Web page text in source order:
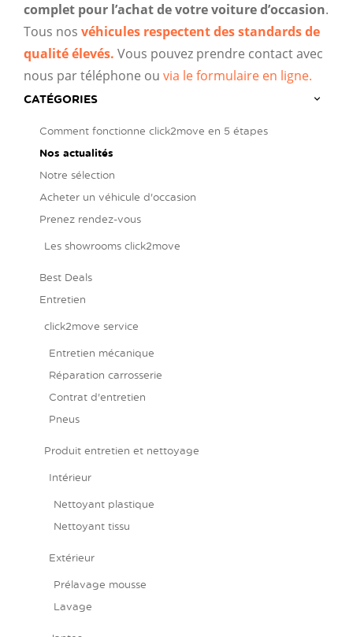
complet pour l’achat de votre voiture d’occasion.
Tous nos véhicules respectent des standards de
qualité élevés. Vous pouvez prendre contact avec
nous par téléphone ou via le formulaire en ligne.
CATÉGORIES
Comment fonctionne click2move en 5 étapes
Nos actualités
Notre sélection
Acheter un véhicule d'occasion
Prenez rendez-vous
Les showrooms click2move
Best Deals
Entretien
click2move service
Entretien mécanique
Réparation carrosserie
Contrat d'entretien
Pneus
Produit entretien et nettoyage
Intérieur
Nettoyant plastique
Nettoyant tissu
Extérieur
Prélavage mousse
Lavage